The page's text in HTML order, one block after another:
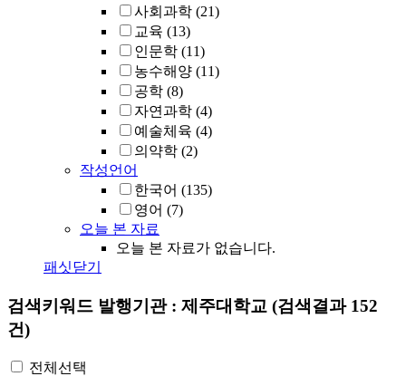
사회과학 (21)
교육 (13)
인문학 (11)
농수해양 (11)
공학 (8)
자연과학 (4)
예술체육 (4)
의약학 (2)
작성언어
한국어 (135)
영어 (7)
오늘 본 자료
오늘 본 자료가 없습니다.
패싯닫기
검색키워드 발행기관 : 제주대학교 (검색결과 152
건)
전체선택